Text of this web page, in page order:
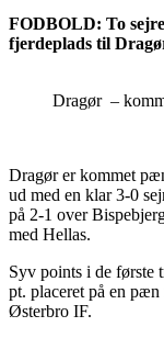
FODBOLD: To
fjerdeplads til
Dragør –
Dragør er kommet
ud med en klar 3-0
på 2-1 over
med Hellas.
Syv points i de første
pt. placeret på en
Østerbro IF.